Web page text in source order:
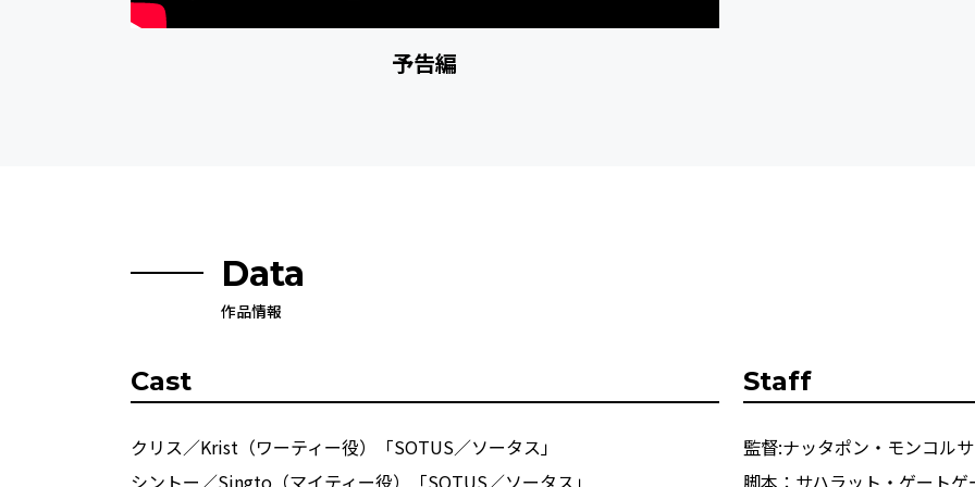
予告編
Data
作品情報
Cast
クリス／Krist（ワーティー役）「SOTUS／ソータス」
シントー／Singto（マイティー役）「SOTUS／ソータス」
Staff
監督:ナッタポン・モンコル
脚本：サハラット・ゲート